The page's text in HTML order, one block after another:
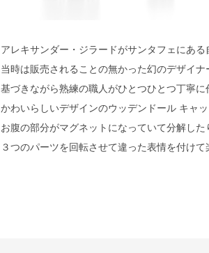
アレキサンダー・ジラードがサンタフェにあ
当時は販売されることの無かった幻のデザイ
基づきながら熟練の職人がひとつひとつ丁寧に
かわいらしいデザインのウッデンドール キャッ
お腹の部分がマグネットになっていて分解し
３つのパーツを回転させて違った表情を付けて